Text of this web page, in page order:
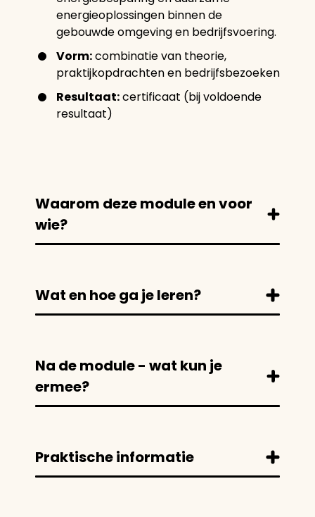
energieoplossingen binnen de
gebouwde omgeving en bedrijfsvoering.
Vorm:combinatie van theorie,
praktijkopdrachten en bedrijfsbezoeken
Resultaat:certificaat (bij voldoende
resultaat)
Waarom deze module en voor
wie?
Wat en hoe ga je leren?
Na de module - wat kun je
ermee?
Praktische informatie